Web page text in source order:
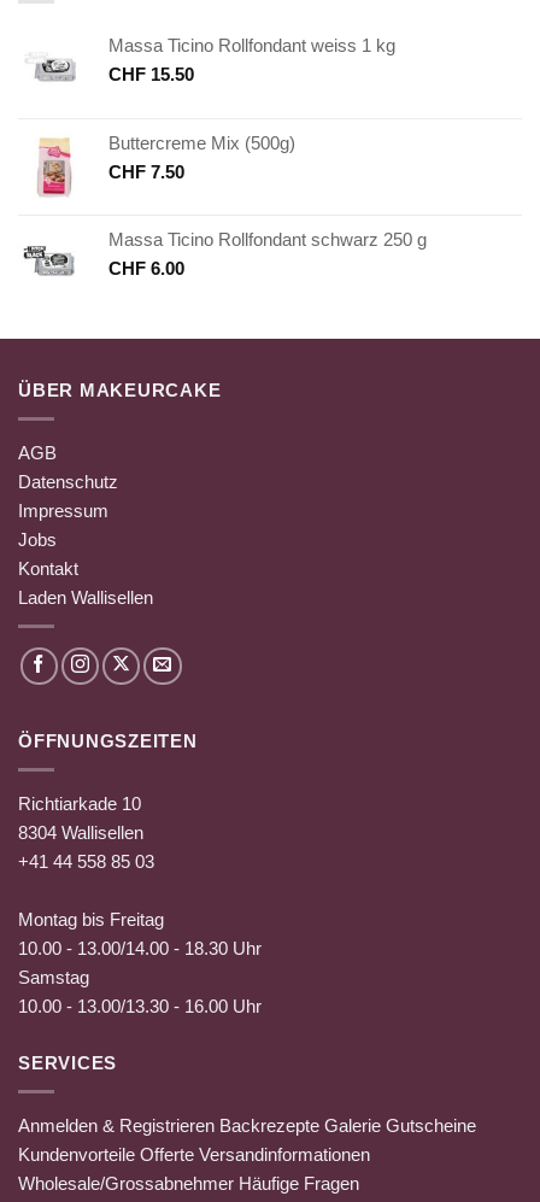
Massa Ticino Rollfondant weiss 1 kg
CHF 15.50
Buttercreme Mix (500g)
CHF 7.50
Massa Ticino Rollfondant schwarz 250 g
CHF 6.00
ÜBER MAKEURCAKE
AGB
Datenschutz
Impressum
Jobs
Kontakt
Laden Wallisellen
ÖFFNUNGSZEITEN
Richtiarkade 10
8304 Wallisellen
+41 44 558 85 03
Montag bis Freitag
10.00 - 13.00/14.00 - 18.30 Uhr
Samstag
10.00 - 13.00/13.30 - 16.00 Uhr
SERVICES
Anmelden & Registrieren Backrezepte Galerie Gutscheine
Kundenvorteile Offerte Versandinformationen
Wholesale/Grossabnehmer Häufige Fragen